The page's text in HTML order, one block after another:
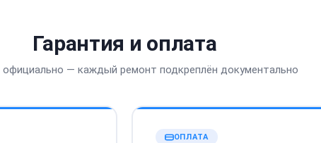
Гарантия и оплата
— каждый ремонт подкреплён документально
ОПЛАТА